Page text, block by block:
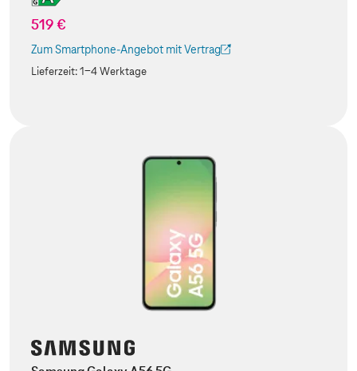
519 €
Zum Smartphone-Angebot mit Vertrag
(Der Link wird in einem neuen Tab geöffnet)
Lieferzeit:1-4 Werktage